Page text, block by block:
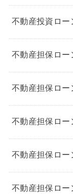
不動産投資ロー
不動産担保ロー
不動産担保ロ
不動産担保ロー
不動産担保ロー
不動産担保ロ